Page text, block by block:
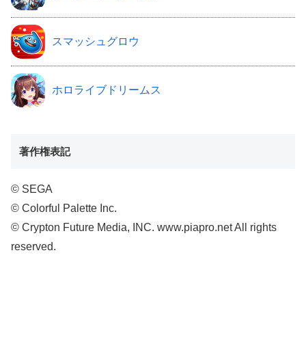
スマッシュグロウ
ホロライブドリームス
著作権表記
© SEGA
© Colorful Palette Inc.
© Crypton Future Media, INC. www.piapro.net All rights
reserved.